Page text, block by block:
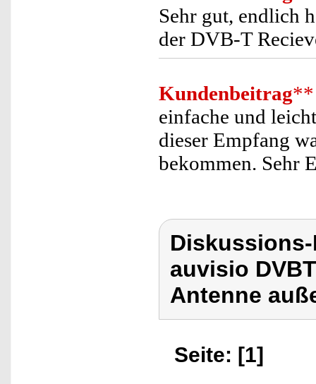
Sehr gut, endlich
der DVB-T
Kundenbeitrag**
einfache und
dieser Empfang
bekommen. Sehr
auvisio
Antenne
Seite: [1]